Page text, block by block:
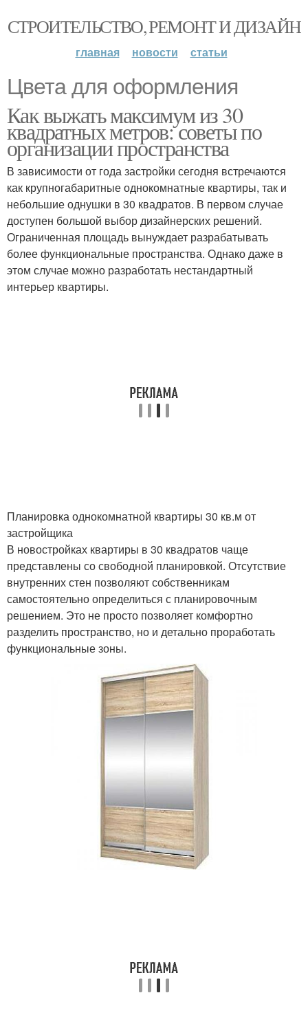
СТРОИТЕЛЬСТВО, РЕМОНТ И ДИЗАЙН
главная новости статьи
Цвета для оформления
Как выжать максимум из 30
квадратных метров: советы по
организации пространства
В зависимости от года застройки сегодня встречаются
как крупногабаритные однокомнатные квартиры, так и
небольшие однушки в 30 квадратов. В первом случае
доступен большой выбор дизайнерских решений.
Ограниченная площадь вынуждает разрабатывать
более функциональные пространства. Однако даже в
этом случае можно разработать нестандартный
интерьер квартиры.
Планировка однокомнатной квартиры 30 кв.м от
застройщика
В новостройках квартиры в 30 квадратов чаще
представлены со свободной планировкой. Отсутствие
внутренних стен позволяют собственникам
самостоятельно определиться с планировочным
решением. Это не просто позволяет комфортно
разделить пространство, но и детально проработать
функциональные зоны.